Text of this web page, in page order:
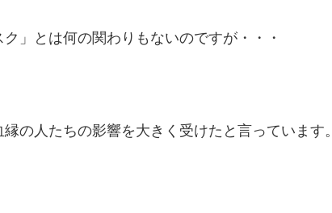
」とは何の関わりもないのですが・・・
の人たちの影響を大きく受けたと言っています。